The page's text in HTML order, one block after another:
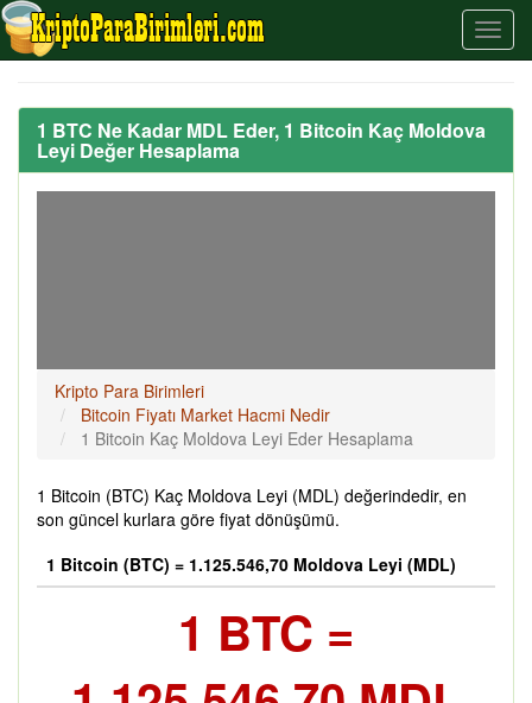
1 BTC Ne Kadar MDL Eder, 1 Bitcoin Kaç Moldova
Leyi Değer Hesaplama
Kripto Para Birimleri
Bitcoin Fiyatı Market Hacmi Nedir
1 Bitcoin Kaç Moldova Leyi Eder Hesaplama
1 Bitcoin (BTC) Kaç Moldova Leyi (MDL) değerindedir, en
son güncel kurlara göre fiyat dönüşümü.
1 Bitcoin (BTC) = 1.125.546,70 Moldova Leyi (MDL)
1 BTC =